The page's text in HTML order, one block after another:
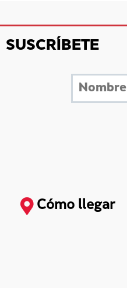
SUSCRÍBETE
Cómo llegar